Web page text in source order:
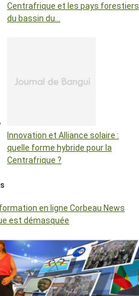
Centrafrique et les pays forestiers
du bassin du…
Innovation et Alliance solaire :
quelle forme hybride pour la
Centrafrique ?
en ligne Corbeau News
est démasquée